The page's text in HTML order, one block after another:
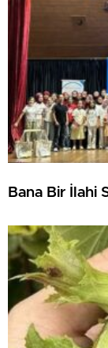
Bana Bir İlahi